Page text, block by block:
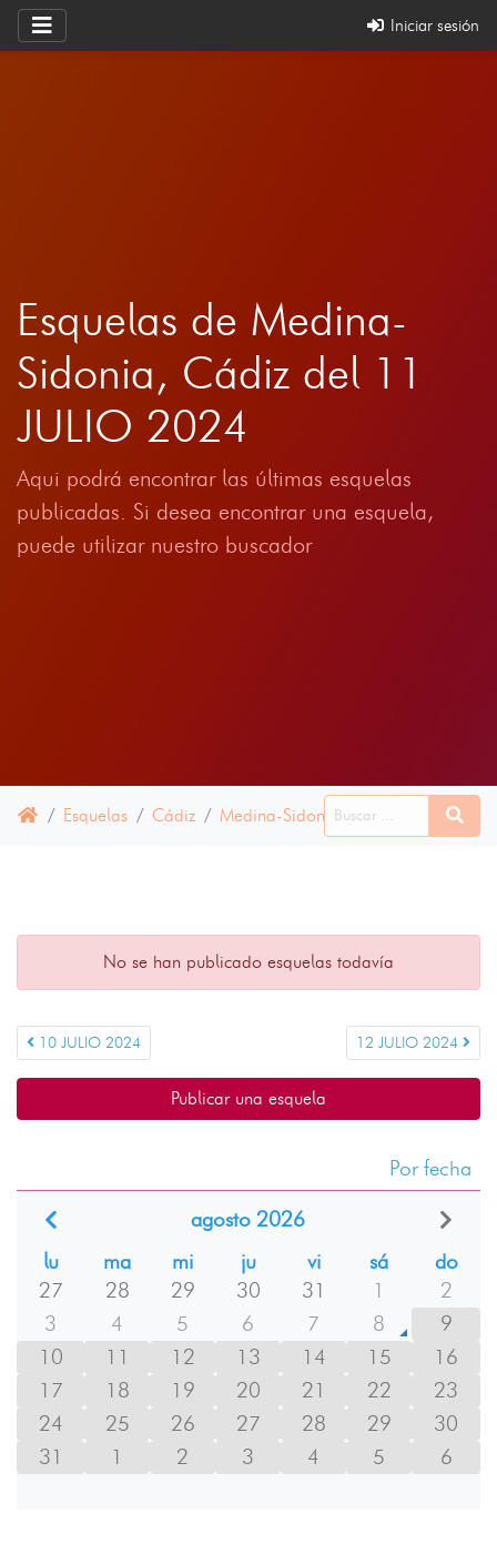
Iniciar sesión
Esquelas de Medina-
Sidonia, Cádiz del 11
JULIO 2024
Aqui podrá encontrar las últimas esquelas
publicadas. Si desea encontrar una esquela,
puede utilizar nuestro buscador
Esquelas Cádiz Medina-Sidonia 11 JULIO 2024
No se han publicado esquelas todavía
10 JULIO 2024 12 JULIO 2024
Publicar una esquela
Por fecha
agosto 2026
lu
ma mi ju vi sá
do
27
28 29 30 31 1
2
3
4 5 6 7 8
9
10
11 12 13 14 15
16
17
18 19 20 21 22
23
24
25 26 27 28 29
30
31
1 2 3 4 5 6